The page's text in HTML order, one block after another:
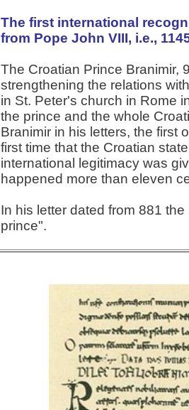
The first international
from Pope John VIII, i.e.,
The Croatian Prince Branimir,
strengthening the relations
in St. Peter's church in Rome
the prince and the whole
Branimir in his letters, the first
first time that the Croatian
international legitimacy was
happened more than eleven
In his letter dated from 881
prince".